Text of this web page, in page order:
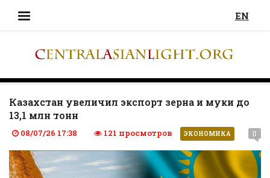
EN
Казахстан увеличил экспорт зерна и муки до
13,1 млн тонн
08/07/26 17:38 121 просмотров ЭКОНОМИКА 0